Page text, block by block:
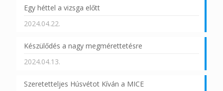
Egy héttel a vizsga előtt
2024.04.22.
Készülődés a nagy megmérettetésre
2024.04.13.
Szeretetteljes Húsvétot Kíván a MICE